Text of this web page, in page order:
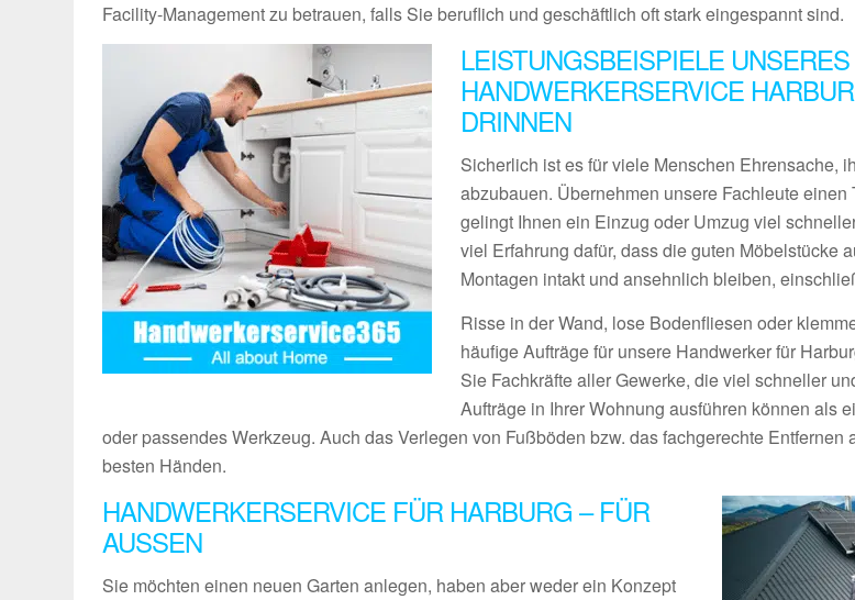
Facility-Management zu betrauen, falls Sie beruflich und geschäftlich oft stark eingespannt sind.
LEISTUNGSBEISPIELE UNSERES
HANDWERKERSERVICE
DRINNEN
Sicherlich ist es für viele Menschen Ehrensache,
abzubauen. Übernehmen unsere Fachleute einen
gelingt Ihnen ein Einzug oder Umzug viel
viel Erfahrung dafür, dass die guten Möbelstücke
Montagen intakt und ansehnlich bleiben,
Risse in der Wand, lose Bodenfliesen oder
häufige Aufträge für unsere Handwerker für
Sie Fachkräfte aller Gewerke, die viel schneller
Aufträge in Ihrer Wohnung ausführen können als
oder passendes Werkzeug. Auch das Verlegen von Fußböden bzw. das fachgerechte Entfernen
besten Händen.
HANDWERKERSERVICE FÜR HARBURG – FÜR
AUSSEN
Sie möchten einen neuen Garten anlegen, haben aber weder ein Konzept